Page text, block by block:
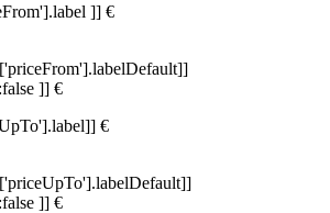
]] €
]] €
€
]] €